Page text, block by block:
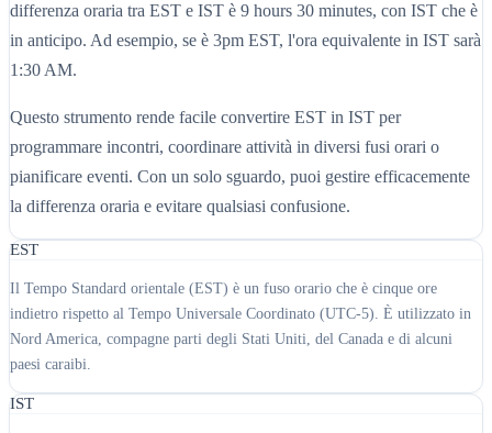
differenza oraria tra EST e IST è 9 hours 30 minutes, con IST che è
in anticipo. Ad esempio, se è 3pm EST, l'ora equivalente in IST sarà
1:30 AM.
Questo strumento rende facile convertire EST in IST per
programmare incontri, coordinare attività in diversi fusi orari o
pianificare eventi. Con un solo sguardo, puoi gestire efficacemente
la differenza oraria e evitare qualsiasi confusione.
EST
Il Tempo Standard orientale (EST) è un fuso orario che è cinque ore
indietro rispetto al Tempo Universale Coordinato (UTC-5). È utilizzato in
Nord America, compagne parti degli Stati Uniti, del Canada e di alcuni
paesi caraibi.
IST